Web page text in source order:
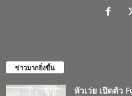
ข่าวมากยิ่งขึ้น
หัวเว่ย เปิดตัว